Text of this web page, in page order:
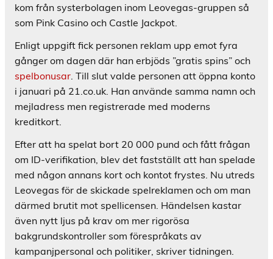
kom från systerbolagen inom Leovegas-gruppen så
som Pink Casino och Castle Jackpot.
Enligt uppgift fick personen reklam upp emot fyra
gånger om dagen där han erbjöds ”gratis spins” och
spelbonusar . Till slut valde personen att öppna konto
i januari på 21.co.uk. Han använde samma namn och
mejladress men registrerade med moderns
kreditkort.
Efter att ha spelat bort 20 000 pund och fått frågan
om ID-verifikation, blev det fastställt att han spelade
med någon annans kort och kontot frystes. Nu utreds
Leovegas för de skickade spelreklamen och om man
därmed brutit mot spellicensen. Händelsen kastar
även nytt ljus på krav om mer rigorösa
bakgrundskontroller som förespråkats av
kampanjpersonal och politiker, skriver tidningen.